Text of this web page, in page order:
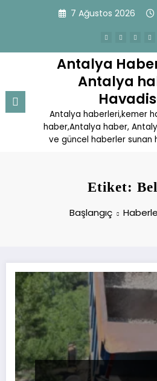
7 Ağustos 2026
Antalya
Antalya
Antalya haberleri,kemer
haber,Antalya haber,
ve güncel haberler sunan
Etiket:
Başlangıç